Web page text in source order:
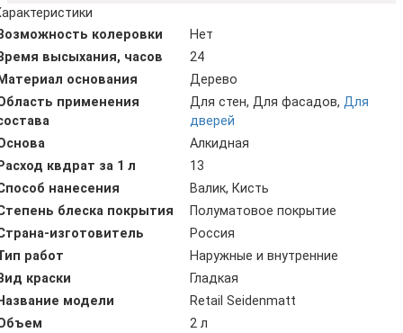
колеровки
Нет
высыхания, часов
24
основания
Дерево
применения
Для стен, Для фасадов, Для
дверей
Алкидная
квдрат за 1 л
13
нанесения
Валик, Кисть
блеска покрытия
Полуматовое покрытие
изготовитель
Россия
работ
Наружные и внутренние
краски
Гладкая
модели
Retail Seidenmatt
2 л